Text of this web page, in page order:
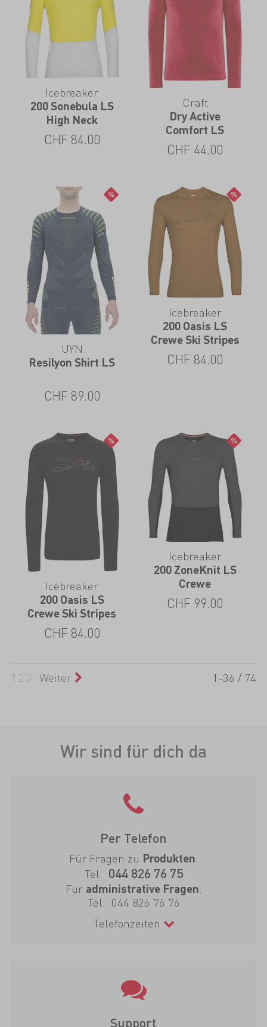
Icebreaker
200 Sonebula LS
High Neck
CHF 84.00
Craft
Dry Active
Comfort LS
CHF 44.00
UYN
Resilyon Shirt LS
CHF 89.00
Icebreaker
200 Oasis LS
Crewe Ski Stripes
CHF 84.00
Icebreaker
200 Oasis LS
Crewe Ski Stripes
CHF 84.00
Icebreaker
200 ZoneKnit LS
Crewe
CHF 99.00
1 2 3 Weiter 1-36 / 74
Wir sind für dich da
Per Telefon
Für Fragen zu Produkten:
Tel.: 044 826 76 75
Für administrative Fragen:
Tel.: 044 826 76 76
Telefonzeiten
Support